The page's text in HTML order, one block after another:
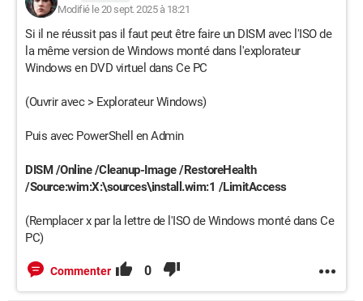
Modifié le 20 sept. 2025 à 18:21
Si il ne réussit pas il faut peut être faire un DISM avec l'ISO de
la même version de Windows monté dans l'explorateur
Windows en DVD virtuel dans Ce PC
(Ouvrir avec > Explorateur Windows)
Puis avec PowerShell en Admin
DISM /Online /Cleanup-Image /RestoreHealth
/Source:wim:X:\sources\install.wim:1 /LimitAccess
(Remplacer x par la lettre de l'ISO de Windows monté dans Ce
PC)
Commenter 0